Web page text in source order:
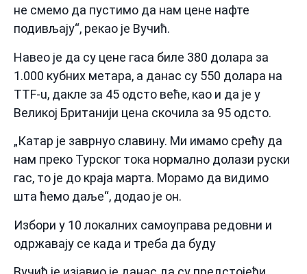
не смемо да пустимо да нам цене нафте
подивљају“, рекао је Вучић.
Навео је да су цене гаса биле 380 долара за
1.000 кубних метара, а данас су 550 долара на
TTF-u, дакле за 45 одсто веће, као и да је у
Великој Британији цена скочила за 95 одсто.
„Катар је заврнуо славину. Ми имамо срећу да
нам преко Турског тока нормално долази руски
гас, то је до краја марта. Морамо да видимо
шта ћемо даље“, додао је он.
Избори у 10 локалних самоуправа редовни и
одржавају се када и треба да буду